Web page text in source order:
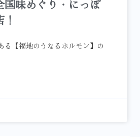
国味めぐり・にっぽ
る【福地のうなるホルモン】の